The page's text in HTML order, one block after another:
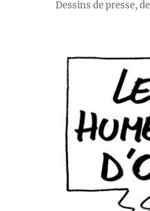
Dessins de presse,